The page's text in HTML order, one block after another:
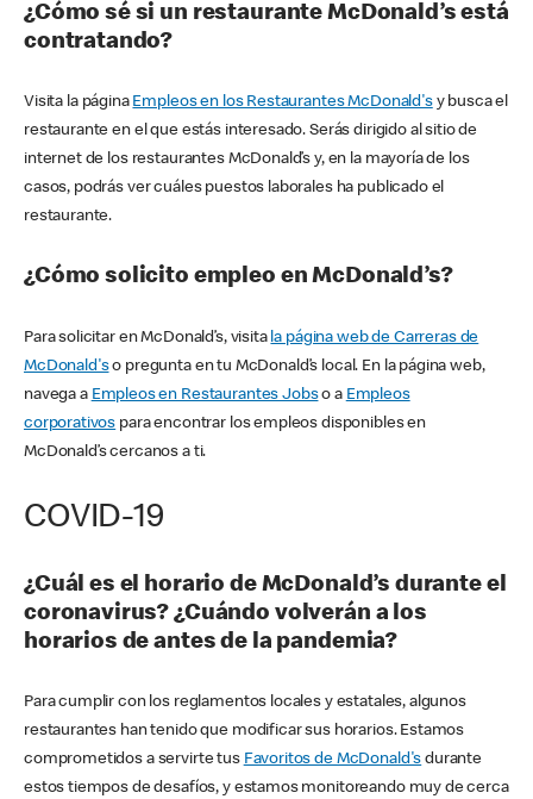
¿Cómo sé si un restaurante McDonald’s está
contratando?
Visita la página Empleos en los Restaurantes McDonald'sy busca el
restaurante en el que estás interesado. Serás dirigido al sitio de
internet de los restaurantes McDonald’s y, en la mayoría de los
casos, podrás ver cuáles puestos laborales ha publicado el
restaurante.
¿Cómo solicito empleo en McDonald’s?
Para solicitar en McDonald’s, visita la página web de Carreras de
McDonald'so pregunta en tu McDonald’s local. En la página web,
navega a Empleos en Restaurantes Jobso a Empleos
corporativos para encontrar los empleos disponibles en
McDonald’s cercanos a ti.
COVID-19
¿Cuál es el horario de McDonald’s durante el
coronavirus? ¿Cuándo volverán a los
horarios de antes de la pandemia?
Para cumplir con los reglamentos locales y estatales, algunos
restaurantes han tenido que modificar sus horarios. Estamos
comprometidos a servirte tus Favoritos de McDonald's durante
estos tiempos de desafíos, y estamos monitoreando muy de cerca